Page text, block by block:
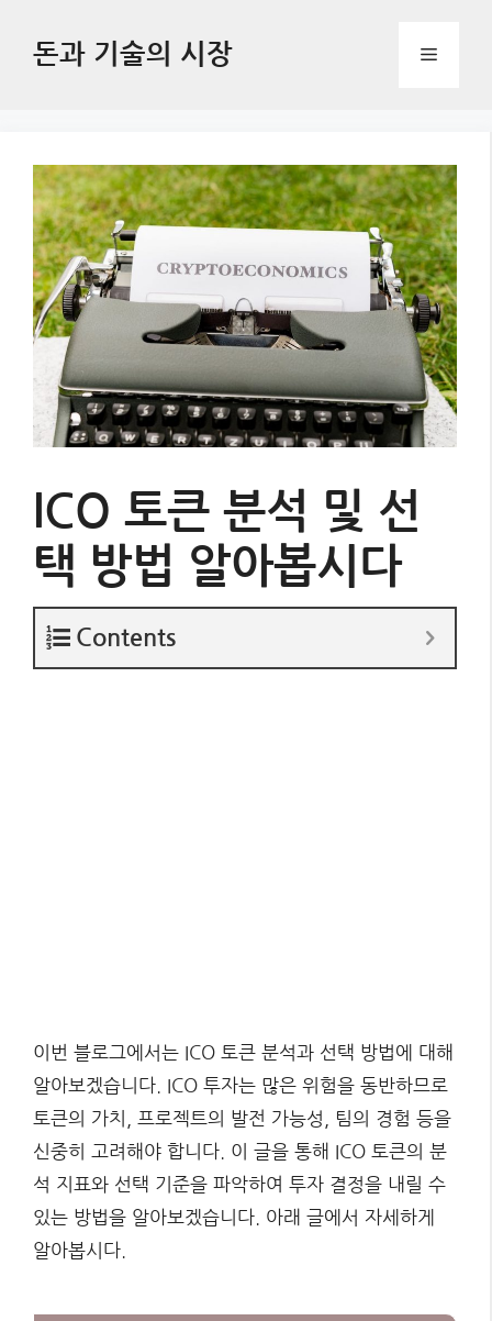
돈과 기술의 시장 Menu
ICO 토큰 분석 및 선
택 방법 알아봅시다
Contents
이번 블로그에서는 ICO 토큰 분석과 선택 방법에 대해
알아보겠습니다. ICO 투자는 많은 위험을 동반하므로
토큰의 가치, 프로젝트의 발전 가능성, 팀의 경험 등을
신중히 고려해야 합니다. 이 글을 통해 ICO 토큰의 분
석 지표와 선택 기준을 파악하여 투자 결정을 내릴 수
있는 방법을 알아보겠습니다. 아래 글에서 자세하게
알아봅시다.